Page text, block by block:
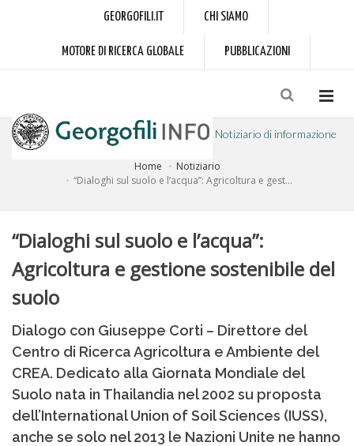
GEORGOFILI.IT CHI SIAMO
MOTORE DI RICERCA GLOBALE PUBBLICAZIONI
Notiziario di informazione
a cura dell'Accademia dei Georgofili
Home
Notiziario
“Dialoghi sul suolo e l’acqua”: Agricoltura e gest...
“Dialoghi sul suolo e l’acqua”:
Agricoltura e gestione sostenibile del
suolo
Dialogo con Giuseppe Corti – Direttore del
Centro di Ricerca Agricoltura e Ambiente del
CREA. Dedicato alla Giornata Mondiale del
Suolo nata in Thailandia nel 2002 su proposta
dell’International Union of Soil Sciences (IUSS),
anche se solo nel 2013 le Nazioni Unite ne hanno